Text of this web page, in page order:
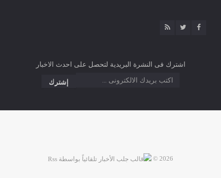
اشترك فى النشرة البريدية لتحصل على احدث الاخبار
2026 ©